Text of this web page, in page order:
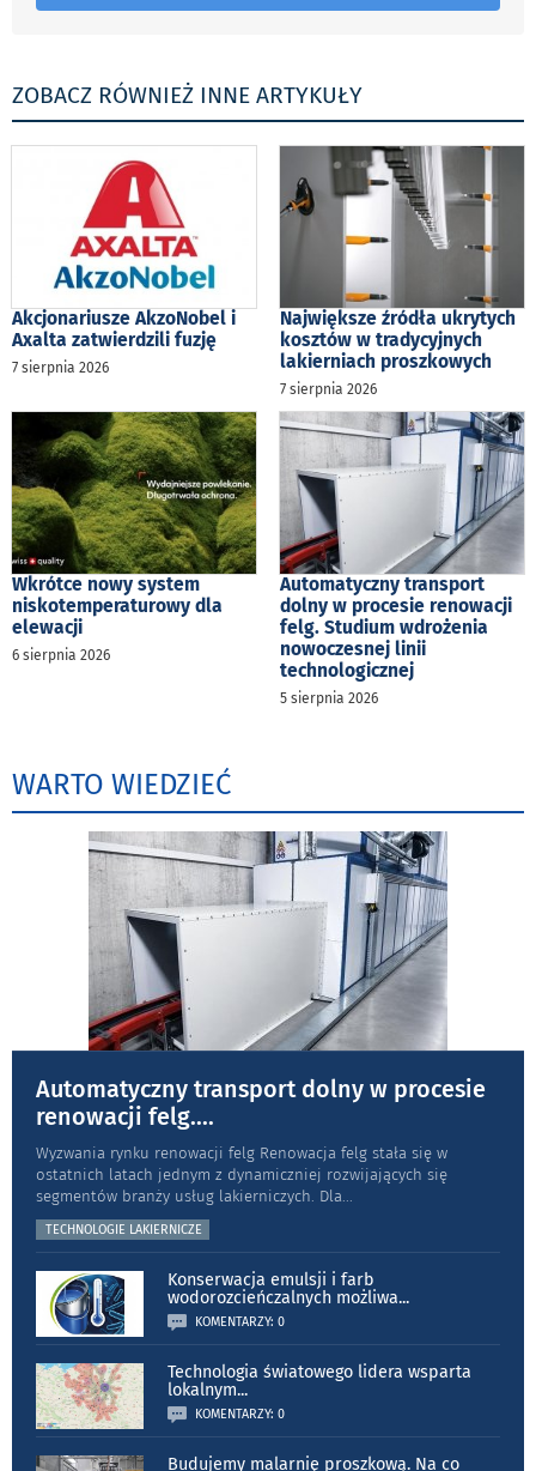
ZOBACZ RÓWNIEŻ INNE ARTYKUŁY
Akcjonariusze AkzoNobel i
Axalta zatwierdzili fuzję
7 sierpnia 2026
Największe źródła ukrytych
kosztów w tradycyjnych
lakierniach proszkowych
7 sierpnia 2026
Wkrótce nowy system
niskotemperaturowy dla
elewacji
6 sierpnia 2026
Automatyczny transport
dolny w procesie renowacji
felg. Studium wdrożenia
nowoczesnej linii
technologicznej
5 sierpnia 2026
WARTO WIEDZIEĆ
Automatyczny transport dolny w procesie
renowacji felg....
Wyzwania rynku renowacji felg Renowacja felg stała się w
ostatnich latach jednym z dynamiczniej rozwijających się
segmentów branży usług lakierniczych. Dla...
TECHNOLOGIE LAKIERNICZE
Konserwacja emulsji i farb
wodorozcieńczalnych możliwa...
KOMENTARZY: 0
Technologia światowego lidera wsparta
lokalnym...
KOMENTARZY: 0
Budujemy malarnię proszkową. Na co